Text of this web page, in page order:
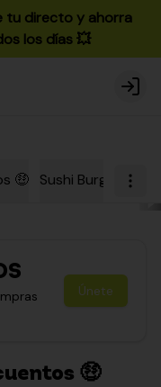
tu directo y ahorra
los días 💥
Login
🤑 Sushi Burgers
Únete
🤑